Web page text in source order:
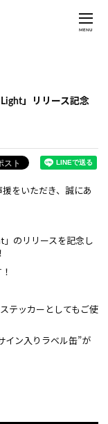
MENU
」リリース記念
をいただき、誠にあ
」のリリースを記念し
テッカーとしてもご使
イン入りラベル缶”が